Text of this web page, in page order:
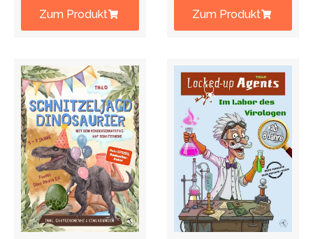
Zum Produkt Zum Produkt